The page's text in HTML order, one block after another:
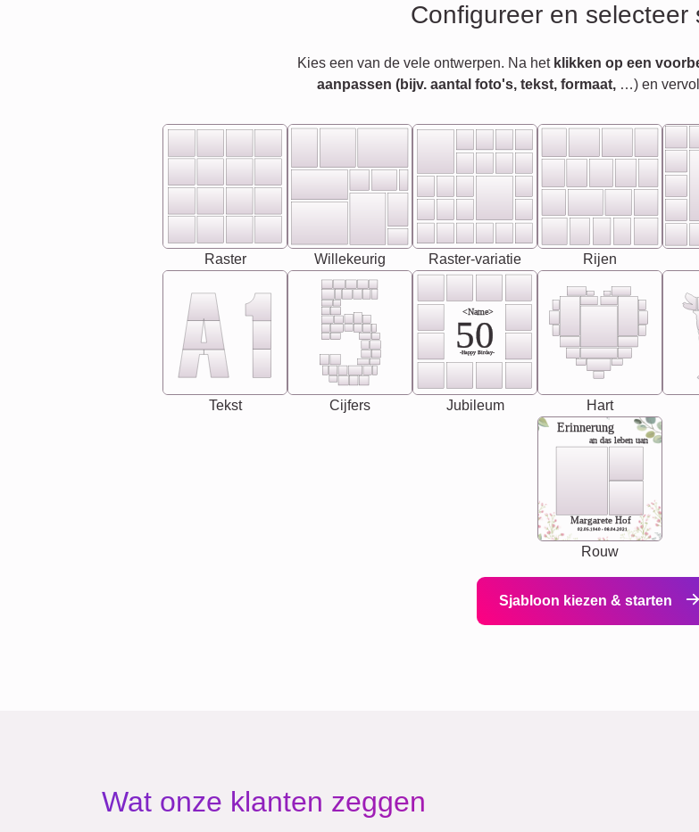
Configureer en selecteer
Kies een van de vele ontwerpen. Na het klikken op een
aanpassen (bijv. aantal foto's, tekst, formaat, …) en
Raster Willekeurig Raster-variatie Rijen
Tekst Cijfers
<Name>
50
-Happy Birday-
Jubileum Hart
Erinnerung
an das leben uan
Margarete Hof
02.05.1940 - 08.04.2021
Rouw
Sjabloon kiezen & starten
Wat onze klanten zeggen